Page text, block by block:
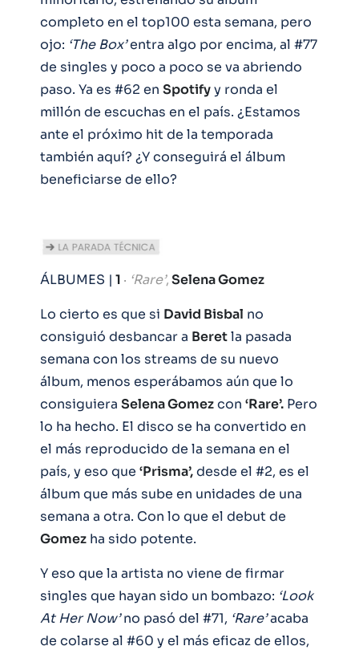
completo en el top100 esta semana, pero
ojo: ‘The Box’entra algo por encima, al #77
de singles y poco a poco se va abriendo
paso. Ya es #62 en Spotifyy ronda el
millón de escuchas en el país. ¿Estamos
ante el próximo hit de la temporada
también aquí? ¿Y conseguirá el álbum
beneficiarse de ello?
ÁLBUMES | 1 · ‘Rare’,Selena Gomez
Lo cierto es que si David Bisbal no
consiguió desbancar a Beretla pasada
semana con los streams de su nuevo
álbum, menos esperábamos aún que lo
consiguiera Selena Gomezcon ‘Rare’. Pero
lo ha hecho. El disco se ha convertido en
el más reproducido de la semana en el
país, y eso que ‘Prisma’,desde el #2, es el
álbum que más sube en unidades de una
semana a otra. Con lo que el debut de
Gomez ha sido potente.
Y eso que la artista no viene de firmar
singles que hayan sido un bombazo: ‘Look
At Her Now’no pasó del #71, ‘Rare’acaba
de colarse al #60 y el más eficaz de ellos,